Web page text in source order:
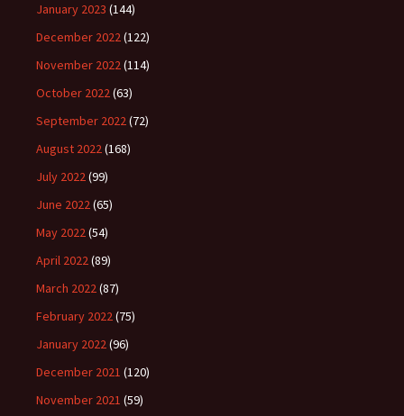
January 2023 (144)
December 2022(122)
November 2022(114)
October 2022(63)
September 2022(72)
August 2022(168)
July 2022(99)
June 2022(65)
May 2022(54)
April 2022(89)
March 2022(87)
February 2022(75)
January 2022(96)
December 2021 (120)
November 2021 (59)